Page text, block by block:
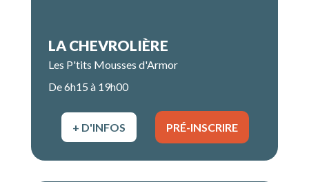
LA CHEVROLIÈRE
Les P'tits Mousses d'Armor
De 6h15 à 19h00
+ D'INFOS PRÉ-INSCRIRE